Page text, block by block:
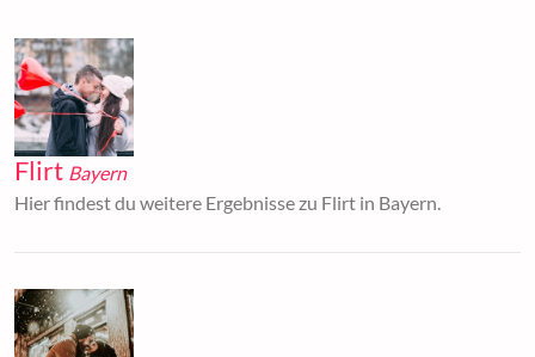
Flirt Bayern
Hier findest du weitere Ergebnisse zu Flirt in Bayern.